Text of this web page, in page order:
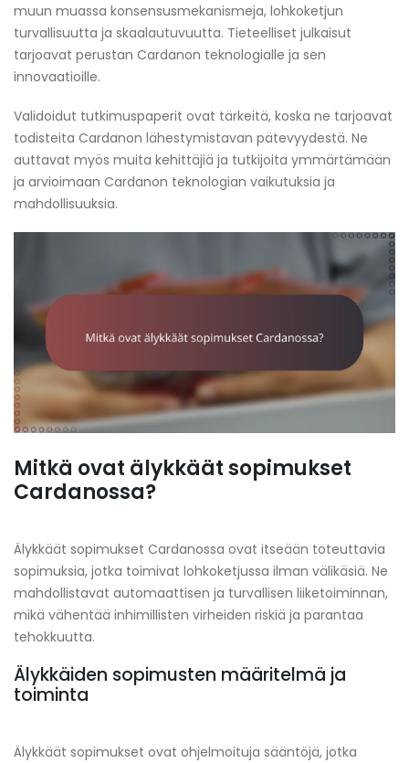
muun muassa konsensusmekanismeja, lohkoketjun
turvallisuutta ja skaalautuvuutta. Tieteelliset julkaisut
tarjoavat perustan Cardanon teknologialle ja sen
innovaatioille.
Validoidut tutkimuspaperit ovat tärkeitä, koska ne tarjoavat
todisteita Cardanon lähestymistavan pätevyydestä. Ne
auttavat myös muita kehittäjiä ja tutkijoita ymmärtämään
ja arvioimaan Cardanon teknologian vaikutuksia ja
mahdollisuuksia.
Mitkä ovat älykkäät sopimukset
Cardanossa?
Älykkäät sopimukset Cardanossa ovat itseään toteuttavia
sopimuksia, jotka toimivat lohkoketjussa ilman välikäsiä. Ne
mahdollistavat automaattisen ja turvallisen liiketoiminnan,
mikä vähentää inhimillisten virheiden riskiä ja parantaa
tehokkuutta.
Älykkäiden sopimusten määritelmä ja
toiminta
Älykkäät sopimukset ovat ohjelmoituja sääntöjä, jotka